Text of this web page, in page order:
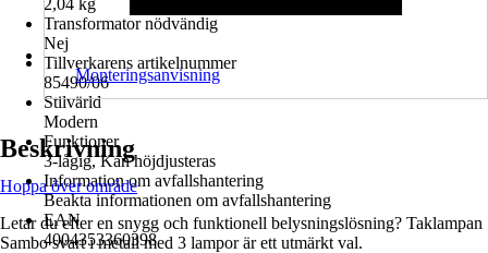
2,04 kg
Transformator nödvändig
Nej
Tillverkarens artikelnummer
85490/06
Stilvärld
Modern
Funktioner
3-lågig, Kan höjdjusteras
Information om avfallshantering
Beakta informationen om avfallshantering
EAN
4004353360398
Monteringsanvisning
Beskrivning
Hoppa över område
Letar du efter en snygg och funktionell belysningslösning? Taklampan
Sambo svart i metall med 3 lampor är ett utmärkt val.